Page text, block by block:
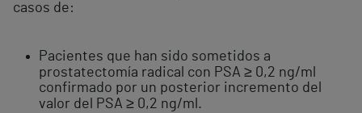
casos de:
Pacientes que han sido sometidos a
prostatectomía radical con PSA ≥ 0,2 ng/ml
confirmado por un posterior incremento del
valor del PSA ≥ 0,2 ng/ml.